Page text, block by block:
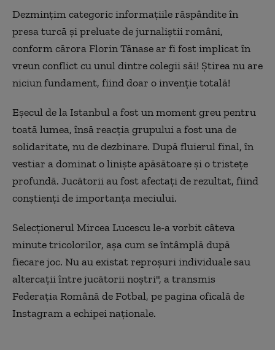
Dezmințim categoric informațiile răspândite în
presa turcă și preluate de jurnaliștii români,
conform cărora Florin Tănase ar fi fost implicat în
vreun conflict cu unul dintre colegii săi! Știrea nu are
niciun fundament, fiind doar o invenție totală!
Eșecul de la Istanbul a fost un moment greu pentru
toată lumea, însă reacția grupului a fost una de
solidaritate, nu de dezbinare. După fluierul final, în
vestiar a dominat o liniște apăsătoare și o tristețe
profundă. Jucătorii au fost afectați de rezultat, fiind
conștienți de importanța meciului.
Selecționerul Mircea Lucescu le-a vorbit câteva
minute tricolorilor, așa cum se întâmplă după
fiecare joc. Nu au existat reproșuri individuale sau
altercații între jucătorii noștri", a transmis
Federația Română de Fotbal, pe pagina oficală de
Instagram a echipei naționale.